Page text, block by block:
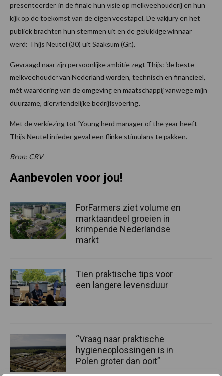
presenteerden in de finale hun visie op melkveehouderij en hun
kijk op de toekomst van de eigen veestapel. De vakjury en het
publiek brachten hun stemmen uit en de gelukkige winnaar
werd: Thijs Neutel (30) uit Saaksum (Gr.).
Gevraagd naar zijn persoonlijke ambitie zegt Thijs: ‘de beste
melkveehouder van Nederland worden, technisch en financieel,
mét waardering van de omgeving en maatschappij vanwege mijn
duurzame, diervriendelijke bedrijfsvoering’.
Met de verkiezing tot ‘Young herd manager of the year heeft
Thijs Neutel in ieder geval een flinke stimulans te pakken.
Bron: CRV
Aanbevolen voor jou!
ForFarmers ziet volume en
marktaandeel groeien in
krimpende Nederlandse
markt
Tien praktische tips voor
een langere levensduur
“Vraag naar praktische
hygieneoplossingen is in
Polen groter dan ooit”